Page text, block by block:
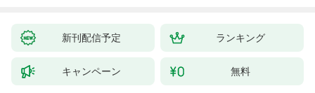
新刊配信予定 ランキング
キャンペーン 無料